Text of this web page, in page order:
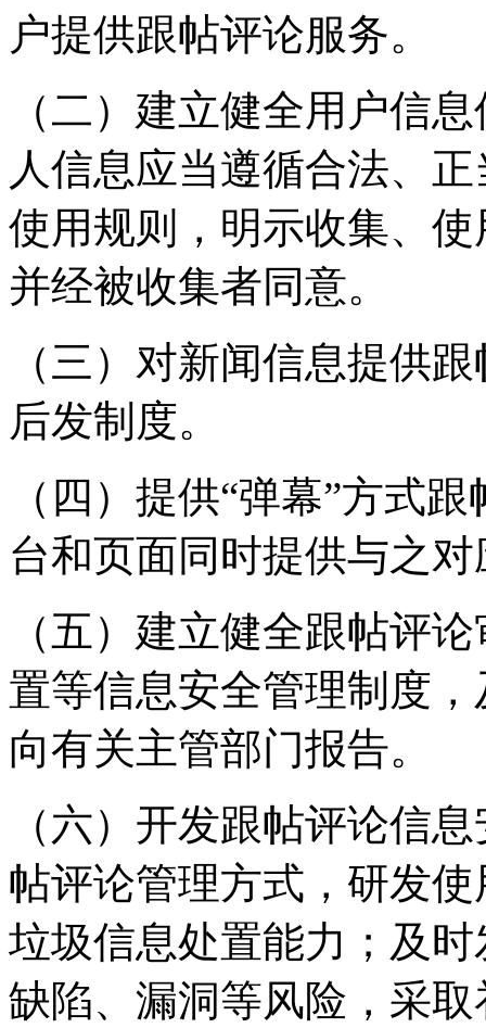
户提供跟帖评论服务。
（二）建立健全用户信
人信息应当遵循合法、
使用规则，明示收集、
并经被收集者同意。
（三）对新闻信息提供
后发制度。
（四）提供“弹幕”方式
台和页面同时提供与之
（五）建立健全跟帖评
置等信息安全管理制度
向有关主管部门报告。
（六）开发跟帖评论信
帖评论管理方式，研发
垃圾信息处置能力；及
缺陷、漏洞等风险，采